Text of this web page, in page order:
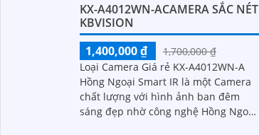
KX-A4012WN-ACAMERA SẮC NÉT
KBVISION
1,400,000 ₫
1,700,000 ₫
Loại Camera Giá rẻ KX-A4012WN-A
Hồng Ngoại Smart IR là một Camera
chất lượng với hình ảnh ban đêm
sáng đẹp nhờ công nghệ Hồng Ngoại